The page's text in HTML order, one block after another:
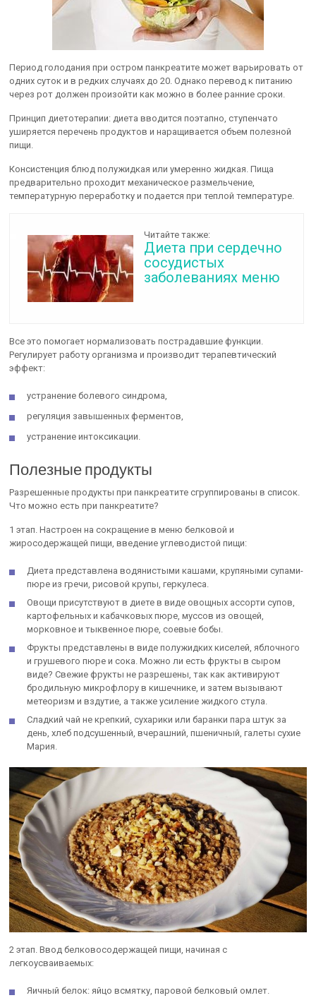
Период голодания при остром панкреатите может варьировать от
одних суток и в редких случаях до 20. Однако перевод к питанию
через рот должен произойти как можно в более ранние сроки.
Принцип диетотерапии: диета вводится поэтапно, ступенчато
уширяется перечень продуктов и наращивается объем полезной
пищи.
Консистенция блюд полужидкая или умеренно жидкая. Пища
предварительно проходит механическое размельчение,
температурную переработку и подается при теплой температуре.
Читайте также:
Диета при сердечно
сосудистых
заболеваниях меню
Все это помогает нормализовать пострадавшие функции.
Регулирует работу организма и производит терапевтический
эффект:
устранение болевого синдрома,
регуляция завышенных ферментов,
устранение интоксикации.
Полезные продукты
Разрешенные продукты при панкреатите сгруппированы в список.
Что можно есть при панкреатите?
1 этап. Настроен на сокращение в меню белковой и
жиросодержащей пищи, введение углеводистой пищи:
Диета представлена водянистыми кашами, крупяными супами-
пюре из гречи, рисовой крупы, геркулеса.
Овощи присутствуют в диете в виде овощных ассорти супов,
картофельных и кабачковых пюре, муссов из овощей,
морковное и тыквенное пюре, соевые бобы.
Фрукты представлены в виде полужидких киселей, яблочного
и грушевого пюре и сока. Можно ли есть фрукты в сыром
виде? Свежие фрукты не разрешены, так как активируют
бродильную микрофлору в кишечнике, и затем вызывают
метеоризм и вздутие, а также усиление жидкого стула.
Сладкий чай не крепкий, сухарики или баранки пара штук за
день, хлеб подсушенный, вчерашний, пшеничный, галеты сухие
Мария.
2 этап. Ввод белковосодержащей пищи, начиная с
легкоусваиваемых:
Яичный белок: яйцо всмятку, паровой белковый омлет.